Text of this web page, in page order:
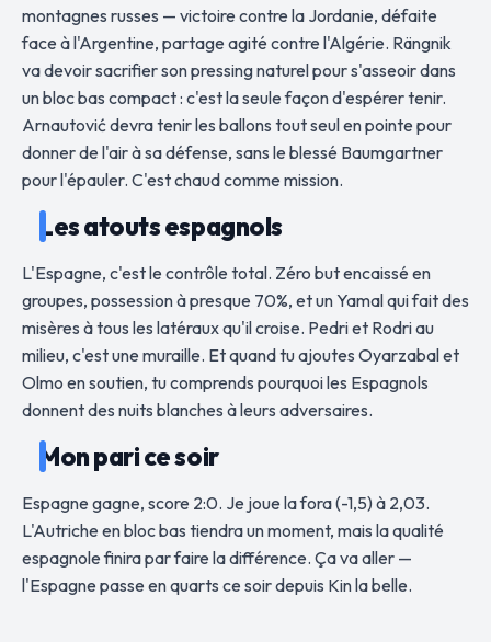
montagnes russes — victoire contre la Jordanie, défaite
face à l'Argentine, partage agité contre l'Algérie. Rängnik
va devoir sacrifier son pressing naturel pour s'asseoir dans
un bloc bas compact : c'est la seule façon d'espérer tenir.
Arnautović devra tenir les ballons tout seul en pointe pour
donner de l'air à sa défense, sans le blessé Baumgartner
pour l'épauler. C'est chaud comme mission.
Les atouts espagnols
L'Espagne, c'est le contrôle total. Zéro but encaissé en
groupes, possession à presque 70%, et un Yamal qui fait des
misères à tous les latéraux qu'il croise. Pedri et Rodri au
milieu, c'est une muraille. Et quand tu ajoutes Oyarzabal et
Olmo en soutien, tu comprends pourquoi les Espagnols
donnent des nuits blanches à leurs adversaires.
Mon pari ce soir
Espagne gagne, score 2:0. Je joue la fora (-1,5) à 2,03.
L'Autriche en bloc bas tiendra un moment, mais la qualité
espagnole finira par faire la différence. Ça va aller —
l'Espagne passe en quarts ce soir depuis Kin la belle.